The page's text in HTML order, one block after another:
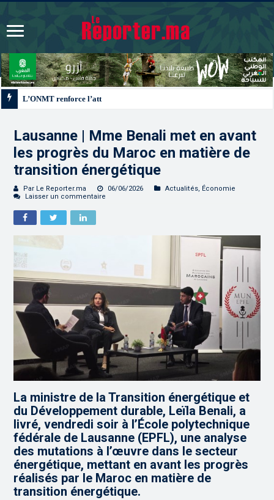
Lausanne | Mme Benali met en avant
les progrès du Maroc en matière de
transition énergétique
Par Le Reporter.ma 06/06/2026 Actualités, Économie
Laisser un commentaire
La ministre de la Transition énergétique et
du Développement durable, Leïla Benali, a
livré, vendredi soir à l’École polytechnique
fédérale de Lausanne (EPFL), une analyse
des mutations à l’œuvre dans le secteur
énergétique, mettant en avant les progrès
réalisés par le Maroc en matière de
transition énergétique.